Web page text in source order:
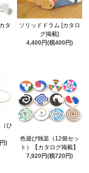
タ
ソリッドドラム [カタロ
グ掲載]
4,400円(税400円)
ひ
)
色遊び独楽（12個セッ
ト）【カタログ掲載】
7,920円(税720円)